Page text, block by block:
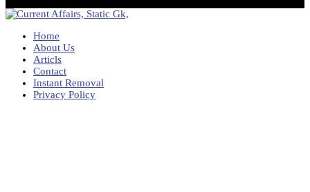
Home
About Us
Articls
Contact
Instant Removal
Privacy Policy